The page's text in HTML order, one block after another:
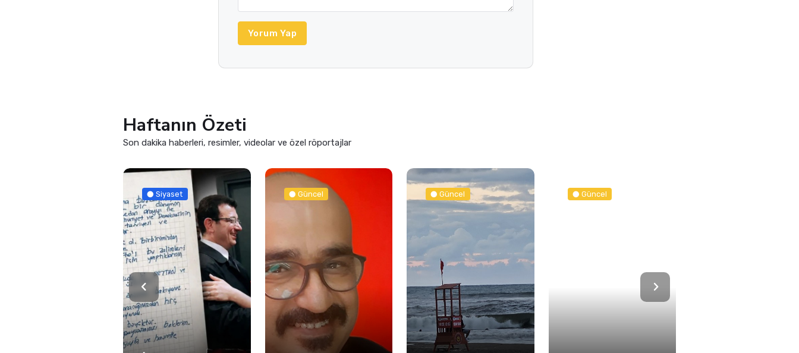
Yorum Yap
Haftanın Özeti
Son dakika haberleri, resimler, videolar ve özel röportajlar
Siyaset Güncel Güncel Güncel